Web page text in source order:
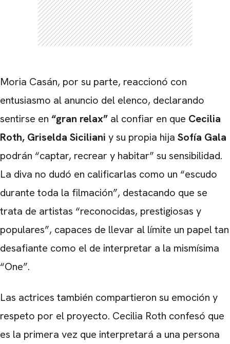
Moria Casán, por su parte, reaccionó con
entusiasmo al anuncio del elenco, declarando
sentirse en “gran relax” al confiar en que Cecilia
Roth, Griselda Siciliani y su propia hija Sofía Gala
podrán “captar, recrear y habitar” su sensibilidad.
La diva no dudó en calificarlas como un “escudo
durante toda la filmación”, destacando que se
trata de artistas “reconocidas, prestigiosas y
populares”, capaces de llevar al límite un papel tan
desafiante como el de interpretar a la mismísima
“One”.
Las actrices también compartieron su emoción y
respeto por el proyecto. Cecilia Roth confesó que
es la primera vez que interpretará a una persona